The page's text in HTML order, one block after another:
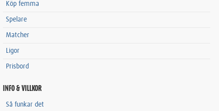
Köp femma
Spelare
Matcher
Ligor
Prisbord
INFO & VILLKOR
Så funkar det